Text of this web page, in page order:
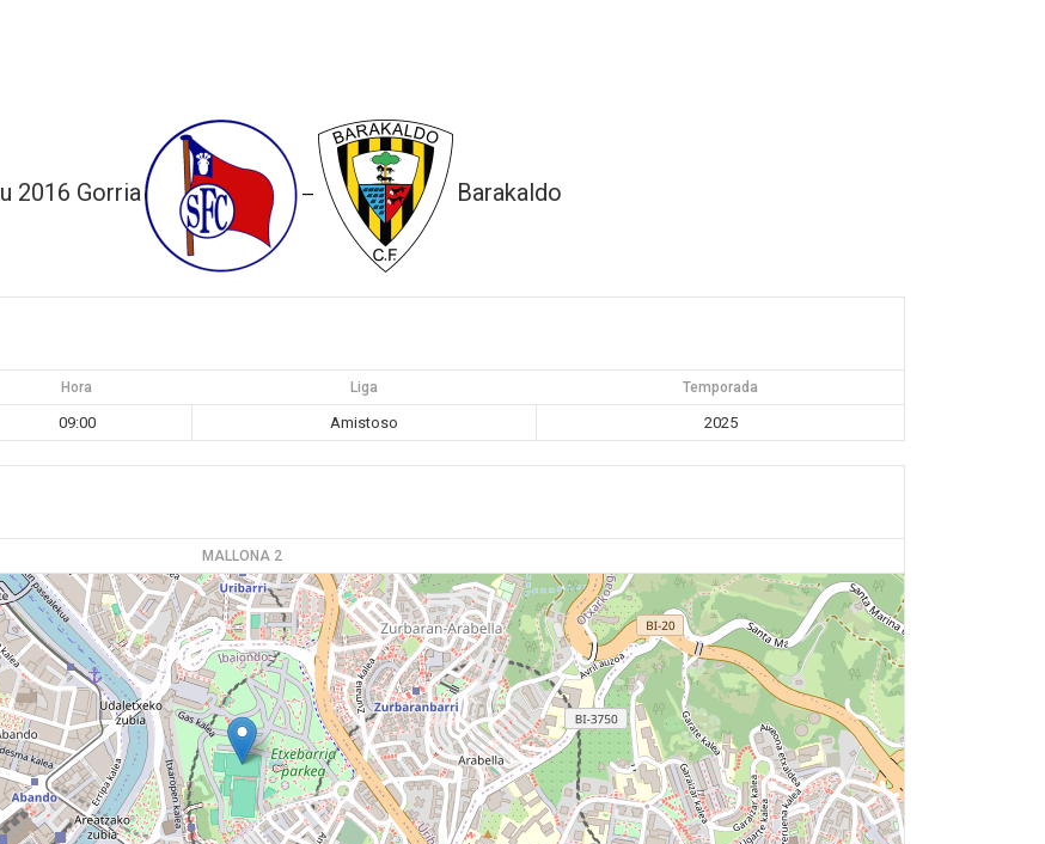
2016 Gorria — Barakaldo
Hora Liga Temporada
09:00 Amistoso 2025
MALLONA 2